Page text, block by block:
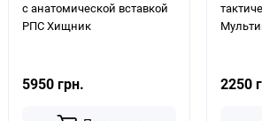
с анатомической вставкой
РПС Хищник
5950 грн. 2250